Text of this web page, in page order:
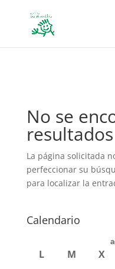
No se
resultados
La página solicitada
perfeccionar su
para localizar la
Calendario
L M X